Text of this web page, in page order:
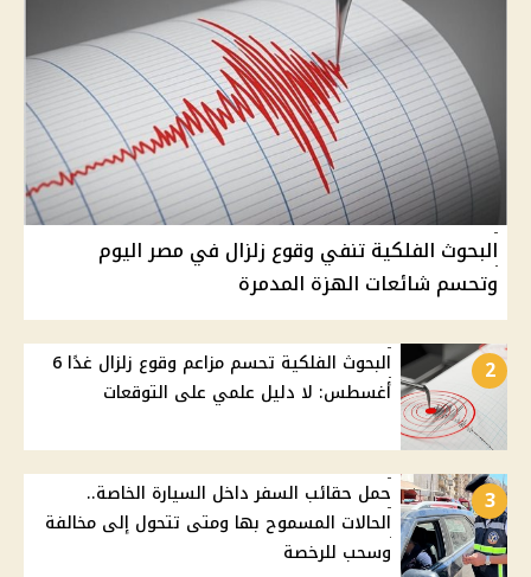
البحوث الفلكية تنفي وقوع زلزال في مصر اليوم
وتحسم شائعات الهزة المدمرة
2
البحوث الفلكية تحسم مزاعم وقوع زلزال غدًا 6
أغسطس: لا دليل علمي على التوقعات
3
حمل حقائب السفر داخل السيارة الخاصة..
الحالات المسموح بها ومتى تتحول إلى مخالفة
وسحب للرخصة